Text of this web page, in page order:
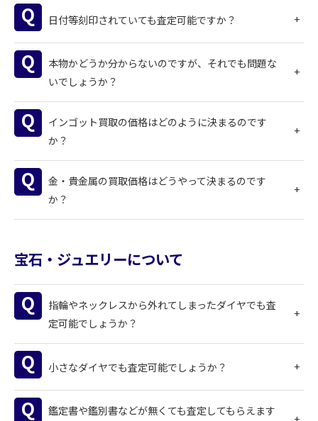
日付等刻印されていても査定可能ですか？
本物かどうか分からないのですが、それでも問題な
いでしょうか？
インゴット買取の価格はどのように決まるのです
か？
金・貴金属の買取価格はどうやって決まるのです
か？
宝石・ジュエリーについて
指輪やネックレスから外れてしまったダイヤでも査
定可能でしょうか？
小さなダイヤでも査定可能でしょうか？
鑑定書や鑑別書などが無くても査定してもらえます